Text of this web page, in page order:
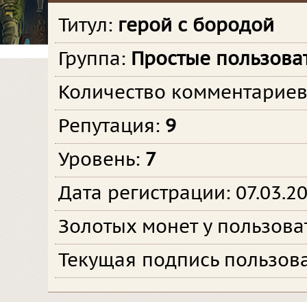
Титул: герой с бородой
Группа: Простые
Количество
Репутация: 9
Уровень: 7
Дата регистрации:
Золотых монет у
Текущая подпись